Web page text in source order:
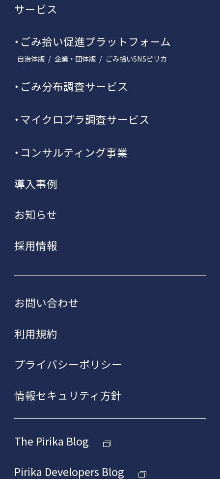
サービス
ごみ拾い促進プラットフォーム
自治体版 企業・団体版 ごみ拾いSNSピリカ
ごみ分布調査サービス
マイクロプラ調査サービス
コンサルティング事業
導入事例
お知らせ
採用情報
お問い合わせ
利用規約
プライバシーポリシー
情報セキュリティ方針
The Pirika Blog
Pirika Developers Blog